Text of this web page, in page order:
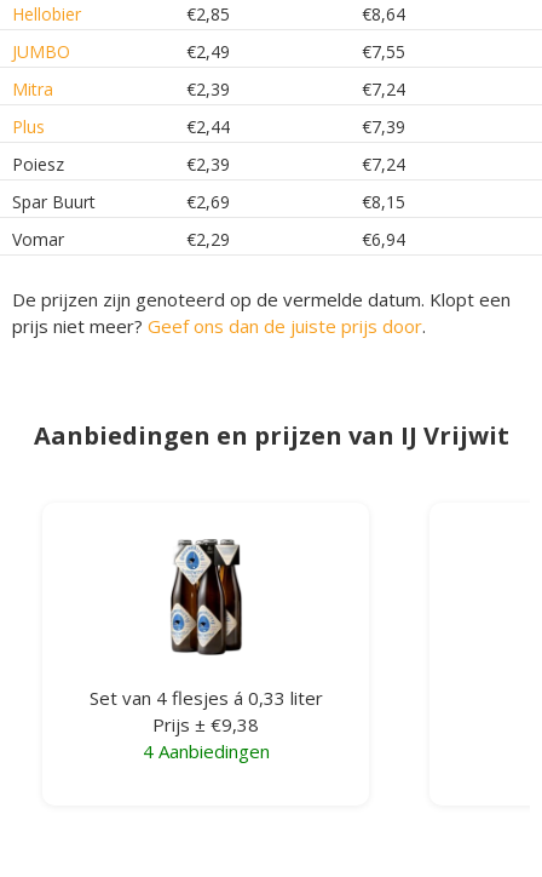
Hellobier
€2,85
€8,64
JUMBO
€2,49
€7,55
Mitra
€2,39
€7,24
Plus
€2,44
€7,39
Poiesz
€2,39
€7,24
Spar Buurt
€2,69
€8,15
Vomar
€2,29 €6,94
De prijzen zijn genoteerd op de vermelde datum. Klopt een
prijs niet meer? Geef ons dan de juiste prijs door.
Aanbiedingen en prijzen van IJ Vrijwit
Set van 4 flesjes á 0,33 liter
Prijs ± €9,38
4 Aanbiedingen